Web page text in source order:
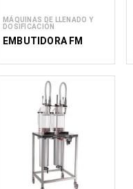
MÁQUINAS DE LLENADO Y
DOSIFICACIÓN
EMBUTIDORA FM